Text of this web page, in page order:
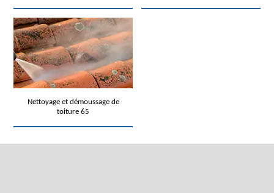
Nettoyage et démoussage de
toiture 65